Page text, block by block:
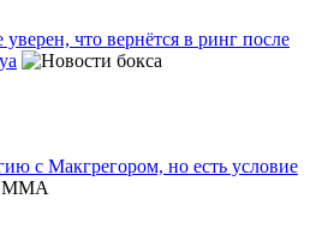
что вернётся в ринг после
с Макгрегором, но есть условие
MMA